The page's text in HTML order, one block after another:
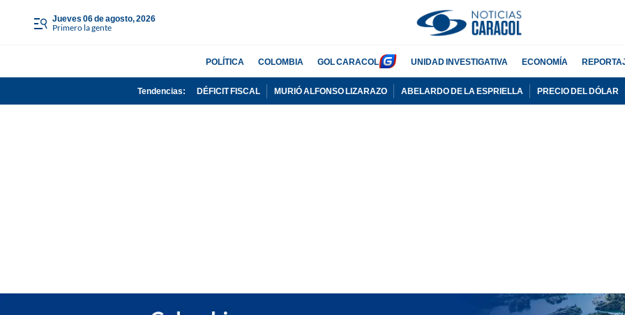
jueves 06 de agosto, 2026
Primero la gente
POLÍTICA COLOMBIA GOL CARACOL UNIDAD INVESTIGATIVA ECONOMÍA
Tendencias: DÉFICIT FISCAL MURIÓ ALFONSO LIZARAZO ABELARDO DE LA ESPRIELLA PRECIO DEL DÓLAR